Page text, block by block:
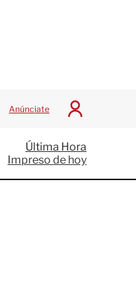
Anúnciate
I
c
i
a
Última Hora
Impreso de hoy